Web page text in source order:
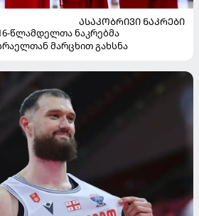
ᲐᲡᲐᲙᲝᲑᲠᲘᲕᲘ ᲜᲐᲙᲠᲔᲑᲘ
წლამდელთა ნაკრებმა
მარცხით გახსნა